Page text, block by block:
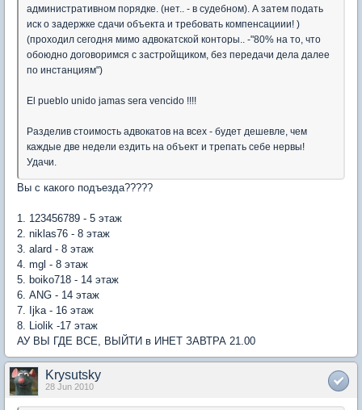
административном порядке. (нет.. - в судебном). А затем подать
иск о задержке сдачи объекта и требовать компенсациии! )
(проходил сегодня мимо адвокатской конторы.. -"80% на то, что
обоюдно договоримся с застройщиком, без передачи дела далее
по инстанциям")
El pueblo unido jamas sera vencido !!!!
Разделив стоимость адвокатов на всех - будет дешевле, чем
каждые две недели ездить на объект и трепать себе нервы!
Удачи.
Вы с какого подъезда?????
1. 123456789 - 5 этаж
2. niklas76 - 8 этаж
3. alard - 8 этаж
4. mgl - 8 этаж
5. boiko718 - 14 этаж
6. ANG - 14 этаж
7. Ijka - 16 этаж
8. Liolik -17 этаж
АУ ВЫ ГДЕ ВСЕ, ВЫЙТИ в ИНЕТ ЗАВТРА 21.00
Krysutsky
28 Jun 2010